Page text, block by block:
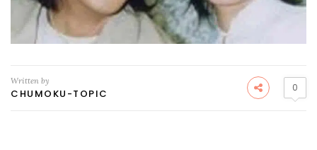
Written by
CHUMOKU-TOPIC 0